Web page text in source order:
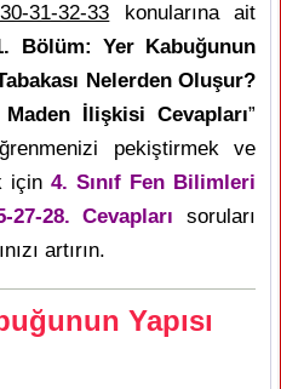
31-32-33 konularına ait
Bölüm: Yer Kabuğunun
Nelerden Oluşur?
İlişkisi Cevapları”
pekiştirmek ve
için 4. Sınıf Fen Bilimleri
28. Cevapları soruları
artırın.
Yapısı